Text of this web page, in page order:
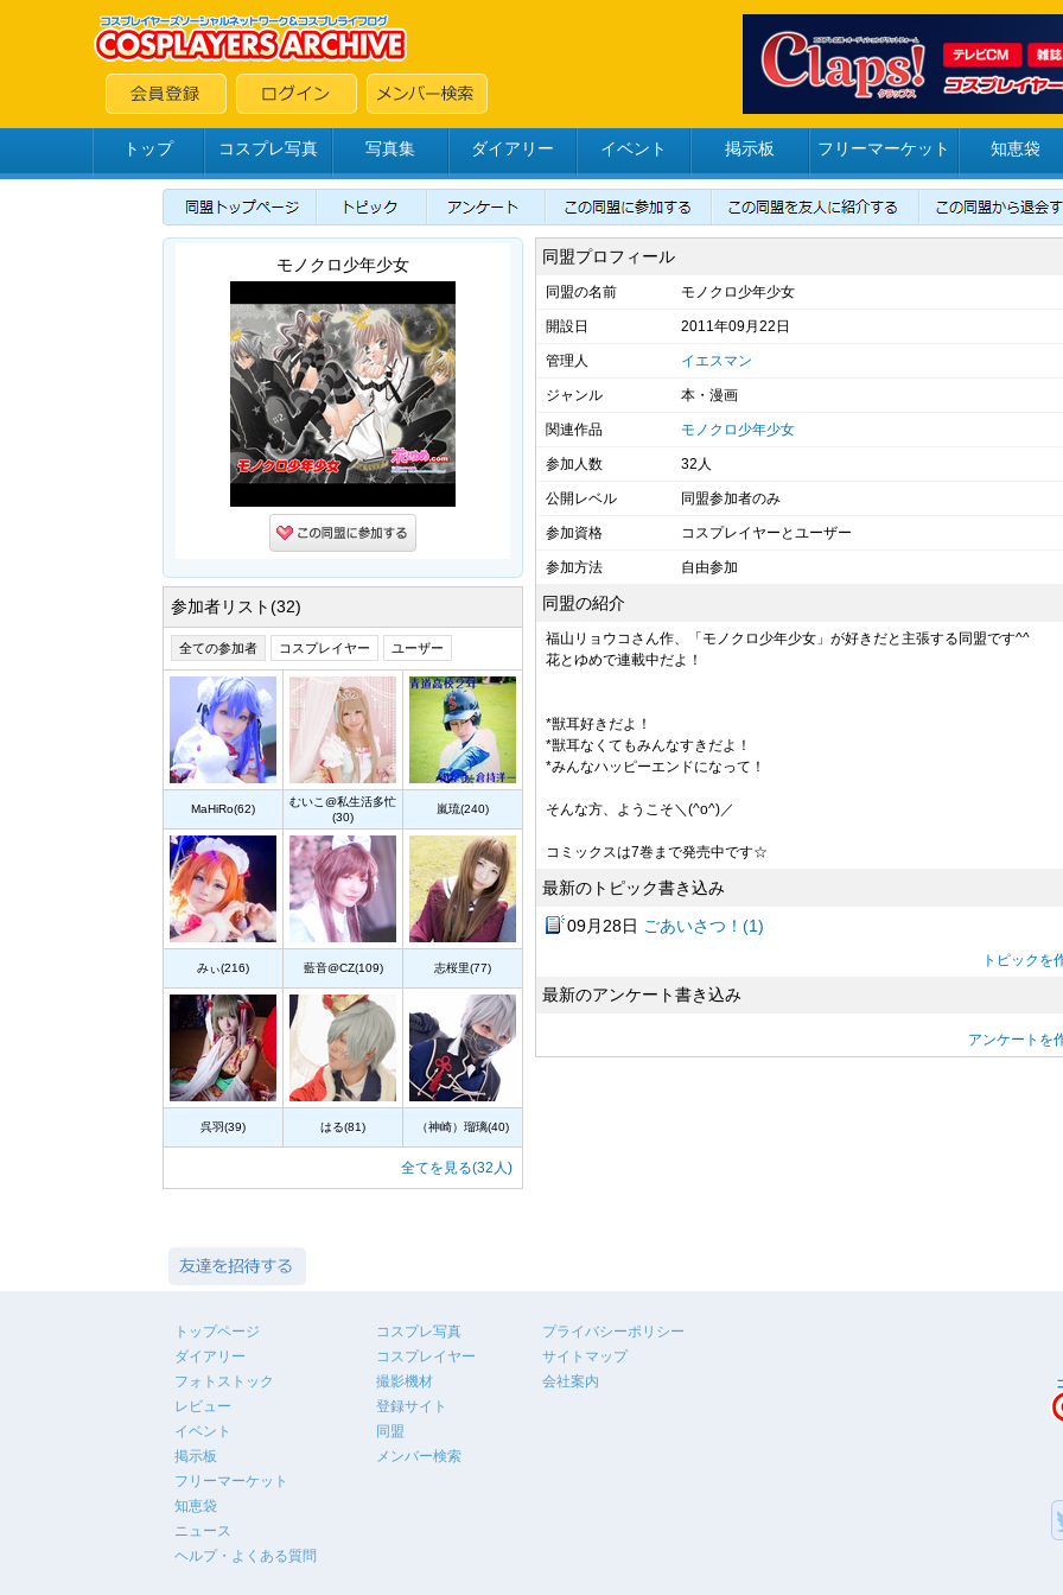
トップ コスプレ写真 写真集 ダイアリー イベント 掲示板 フリーマーケット 知恵袋
モノクロ少年少女
参加者リスト(32)
全ての参加者 コスプレイヤー ユーザー
MaHiRo(62)
むいこ@私生活多忙
(30)
嵐琉(240)
みぃ(216) 藍音@CZ(109) 志桜里(77)
呉羽(39) はる(81) （神崎）瑠璃(40)
全てを見る(32人)
同盟プロフィール
同盟の名前 モノクロ少年少女
開設日 2011年09月22日
管理人 イエスマン
ジャンル 本・漫画
関連作品 モノクロ少年少女
参加人数 32人
公開レベル 同盟参加者のみ
参加資格 コスプレイヤーとユーザー
参加方法 自由参加
同盟の紹介
福山リョウコさん作、「モノクロ少年少女」が好きだと主張する同盟です^^
花とゆめで連載中だよ！
*獣耳好きだよ！
*獣耳なくてもみんなすきだよ！
*みんなハッピーエンドになって！
そんな方、ようこそ＼(^o^)／
コミックスは7巻まで発売中です☆
最新のトピック書き込み
09月28日 ごあいさつ！(1)
トピックを
最新のアンケート書き込み
アンケートを
トップページ
ダイアリー
フォトストック
レビュー
イベント
掲示板
フリーマーケット
知恵袋
ニュース
ヘルプ・よくある質問
コスプレ写真
コスプレイヤー
撮影機材
登録サイト
同盟
メンバー検索
プライバシーポリシー
サイトマップ
会社案内